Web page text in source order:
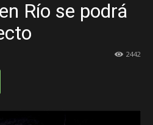
Río se podrá
2442